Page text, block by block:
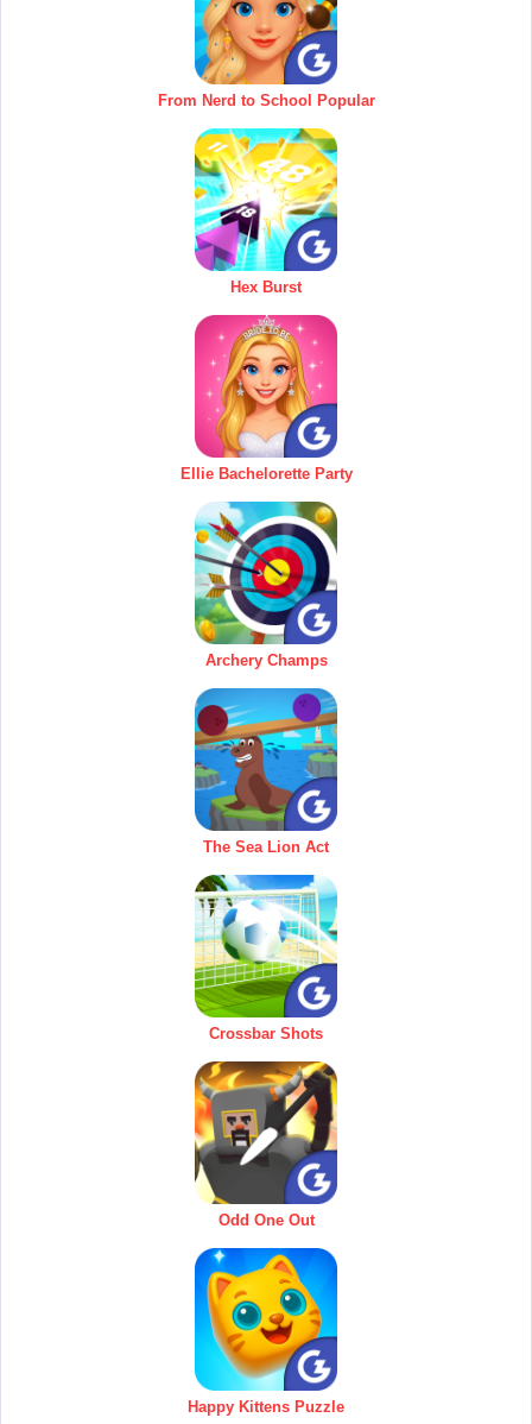
From Nerd to School Popular
Hex Burst
Ellie Bachelorette Party
Archery Champs
The Sea Lion Act
Crossbar Shots
Odd One Out
Happy Kittens Puzzle